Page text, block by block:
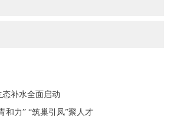
补水全面启动
和力” “筑巢引凤”聚人才